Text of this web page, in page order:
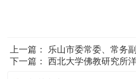
上一篇： 乐山市委常委、常务副市长罗佳
下一篇： 西北大学佛教研究所洋县